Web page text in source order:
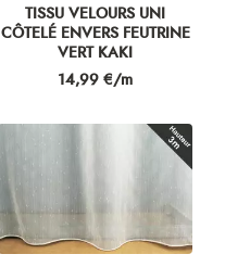
TISSU VELOURS UNI
CÔTELÉ ENVERS FEUTRINE
VERT KAKI
Prix
14,99 €/m